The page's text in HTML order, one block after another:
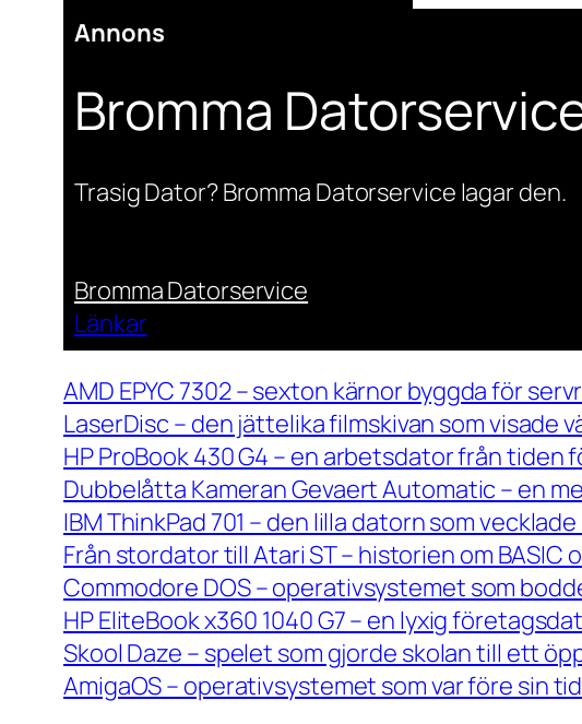
Annons
Bromma
Trasig Dator? Bromma Datorservice lagar den.
Bromma Datorservice
Länkar
AMD EPYC 7302 – sexton kärnor byggda för
LaserDisc – den jättelika filmskivan som visade
HP ProBook 430 G4 – en arbetsdator från tiden
Dubbelåtta Kameran Gevaert Automatic – en
IBM ThinkPad 701 – den lilla datorn som
Från stordator till Atari ST – historien om BASIC
Commodore DOS – operativsystemet som
HP EliteBook x360 1040 G7 – en lyxig
Skool Daze – spelet som gjorde skolan till ett
AmigaOS – operativsystemet som var före sin tid